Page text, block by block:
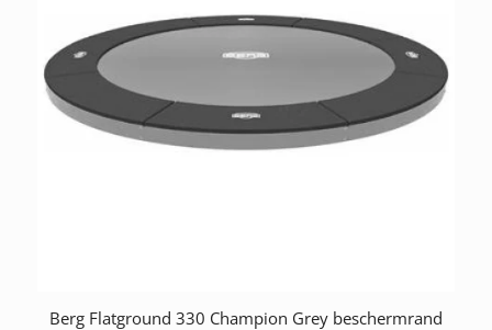
Berg Flatground 330 Champion Grey beschermrand